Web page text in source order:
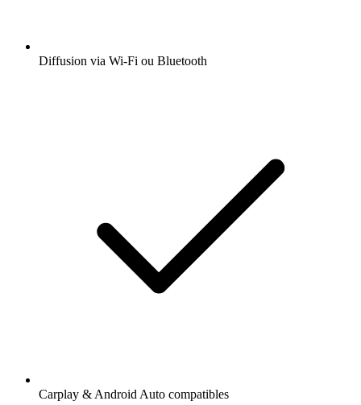
Diffusion via Wi-Fi ou Bluetooth
Carplay & Android Auto compatibles